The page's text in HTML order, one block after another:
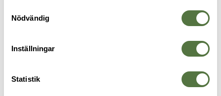
Nödvändig
Inställningar
Statistik
BESKRIVNING
RECENSIONER